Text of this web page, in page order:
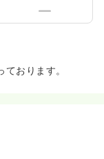
おります。